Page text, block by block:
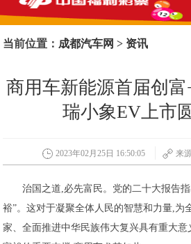
当前位置： 成都汽车网 > 资讯
商用车新能源首届创
瑞小象EV上市
2023年02月25日 16:50:05 来
治国之道,必先富民。党的二十大报告
裕”。这对于凝聚全体人民的智慧和力量,为
家、全面推进中华民族伟大复兴具有重大意